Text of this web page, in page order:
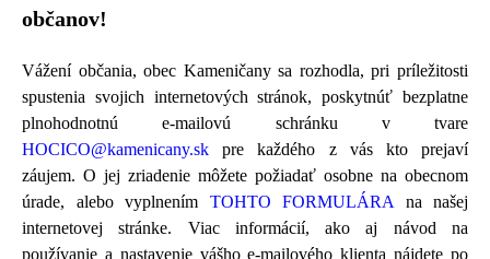
občanov!
Vážení občania, obec Kameničany sa rozhodla, pri príležitosti
spustenia svojich internetových stránok, poskytnúť bezplatne
plnohodnotnú e-mailovú schránku v tvare
HOCICO@kamenicany.sk pre každého z vás kto prejaví
záujem. O jej zriadenie môžete požiadať osobne na obecnom
úrade, alebo vyplnením TOHTO FORMULÁRA na našej
internetovej stránke. Viac informácií, ako aj návod na
používanie a nastavenie vášho e-mailového klienta nájdete po